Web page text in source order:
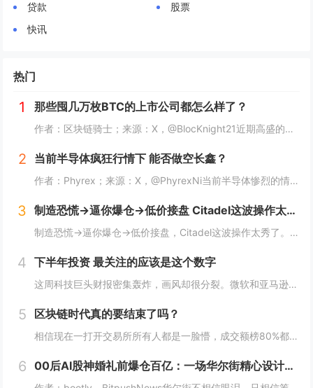
贷款
股票
快讯
热门
1 那些囤几万枚BTC的上市公司都怎么样了？
作者：区块链骑士；来源：X，@BlocKnight21近期高盛的一纸清算通知，让Strategy再次被推上了风口浪尖。7月29日到期的挂钩Strategy股票的结构性债券，每1000美元投资仅能收回约217美元，亏损近80%。而问题出在一个...
2 当前半导体疯狂行情下 能否做空长鑫？
作者：Phyrex；来源：X，@PhyrexNi当前半导体惨烈的情况下，我是不是可以做空长鑫？我个人的看法，当前长鑫的估值已经高到我想开始做空了，但上市初期的筹码结构仍然对空头非常不友好。我个人打算先多观察几天，尤其是过了上市前五个无涨跌幅...
3 制造恐慌→逼你爆仓→低价接盘 Citadel这波操作太秀了
制造恐慌→逼你爆仓→低价接盘，Citadel这波操作太秀了。Citadel这波操作，真的秀。“AI股神”Leopold Aschenbrenner的基金Situational Awareness，上半年回报439%，规模一度冲到450亿美元...
4 下半年投资 最关注的应该是这个数字
这周科技巨头财报密集轰炸，画风却很分裂。微软和亚马逊，云业务全线爆发。AWS二季度营收422亿美元，同比增长37%，是18个季度以来最快；Azure更猛，同比增速43%，全财年首次突破1000亿美元。两家股价财报后都是大涨，亚马逊盘后一度涨...
5 区块链时代真的要结束了吗？
相信现在一打开交易所所有人都是一脸懵，成交额榜80%都是美股，前十里就剩个BTC ETH SOL ，涨幅榜直接没了币的身影，清一色美股。这以前可都是山寨币的位置啊! 现在越来越多变成了股票，AI、机器人、航天这些热门股，涨起来一点也不比山...
6 00后AI股神婚礼前爆仓百亿：一场华尔街精心设计的「猎杀」？